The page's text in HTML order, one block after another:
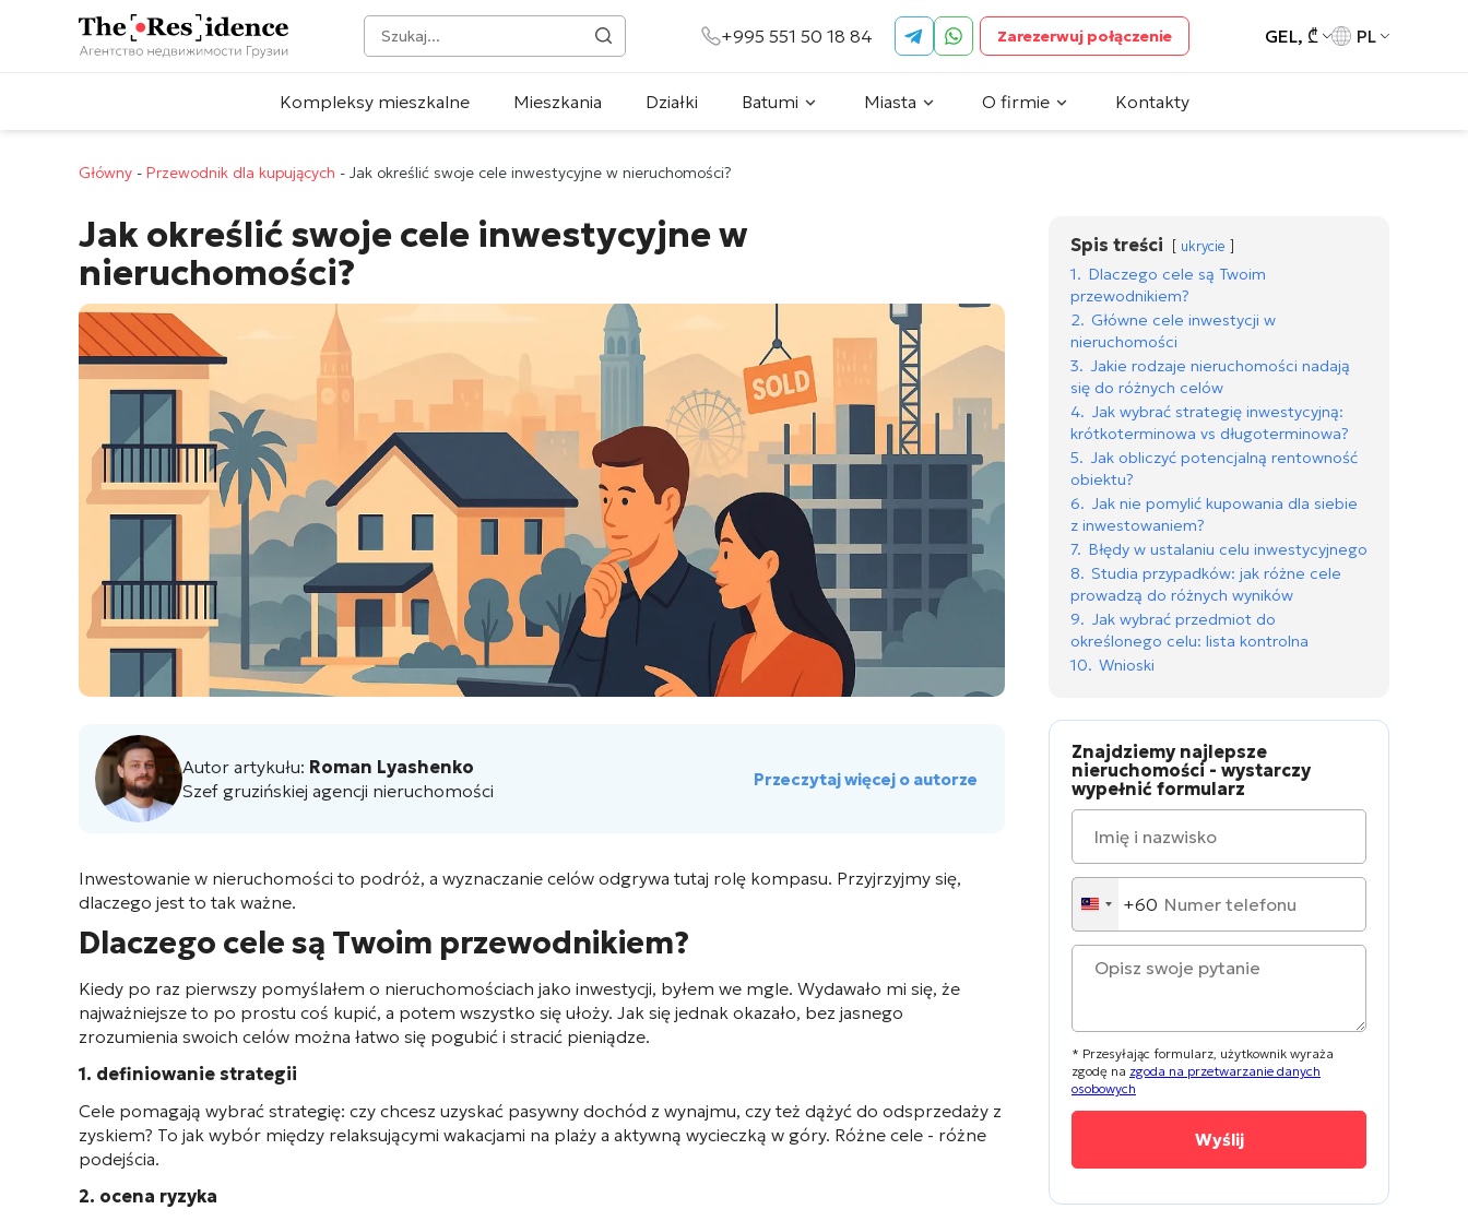
+995 551 50 18 84 Zarezerwuj połączenie GEL, ₾ PL
Kompleksy mieszkalne Mieszkania Działki Batumi Miasta O firmie Kontakty
Główny - Przewodnik dla kupujących - Jak określić swoje cele inwestycyjne w nieruchomości?
Jak określić swoje cele inwestycyjne w
nieruchomości?
Autor artykułu: Roman Lyashenko
Szef gruzińskiej agencji nieruchomości
Przeczytaj więcej o autorze
Inwestowanie w nieruchomości to podróż, a wyznaczanie celów odgrywa tutaj rolę kompasu. Przyjrzyjmy się,
dlaczego jest to tak ważne.
Dlaczego cele są Twoim przewodnikiem?
Kiedy po raz pierwszy pomyślałem o nieruchomościach jako inwestycji, byłem we mgle. Wydawało mi się, że
najważniejsze to po prostu coś kupić, a potem wszystko się ułoży. Jak się jednak okazało, bez jasnego
zrozumienia swoich celów można łatwo się pogubić i stracić pieniądze.
1. definiowanie strategii
Cele pomagają wybrać strategię: czy chcesz uzyskać pasywny dochód z wynajmu, czy też dążyć do odsprzedaży z
zyskiem? To jak wybór między relaksującymi wakacjami na plaży a aktywną wycieczką w góry. Różne cele - różne
podejścia.
2. ocena ryzyka
Spis treści ukrycie
1. Dlaczego cele są Twoim
przewodnikiem?
2. Główne cele inwestycji w
nieruchomości
3. Jakie rodzaje nieruchomości nadają
się do różnych celów
4. Jak wybrać strategię inwestycyjną:
krótkoterminowa vs długoterminowa?
5. Jak obliczyć potencjalną rentowność
obiektu?
6. Jak nie pomylić kupowania dla siebie
z inwestowaniem?
7. Błędy w ustalaniu celu inwestycyjnego
8. Studia przypadków: jak różne cele
prowadzą do różnych wyników
9. Jak wybrać przedmiot do
określonego celu: lista kontrolna
10. Wnioski
Znajdziemy najlepsze
nieruchomości - wystarczy
wypełnić formularz
Malaysia
+60
+60
* Przesyłając formularz, użytkownik wyraża
zgodę na zgoda na przetwarzanie danych
osobowych